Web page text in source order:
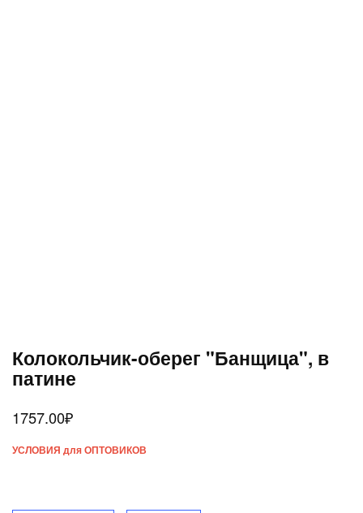
Колокольчик-оберег "Банщица", в
патине
1757.00₽
УСЛОВИЯ для ОПТОВИКОВ